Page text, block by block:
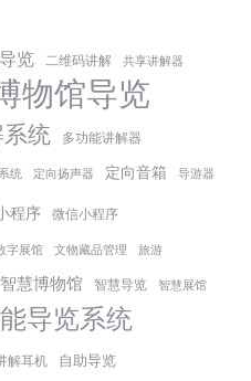
览 二维码讲解 共享讲解器
物馆导览
统 多功能讲解器
统 定向扬声器 定向音箱 导游器
程序 微信小程序
字展馆 文物藏品管理 旅游
智慧博物馆 智慧导览 智慧展馆
导览系统
解耳机 自助导览